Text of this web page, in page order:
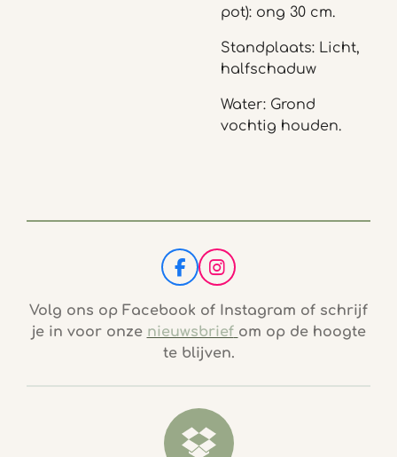
pot): ong 30 cm.
Standplaats: Licht,
halfschaduw
Water: Grond
vochtig houden.
F
a
c
b
o
k
I
n
s
t
a
g
a
Volg ons op Facebook of Instagram of schrijf
je in voor onze nieuwsbrief om op de hoogte
te blijven.